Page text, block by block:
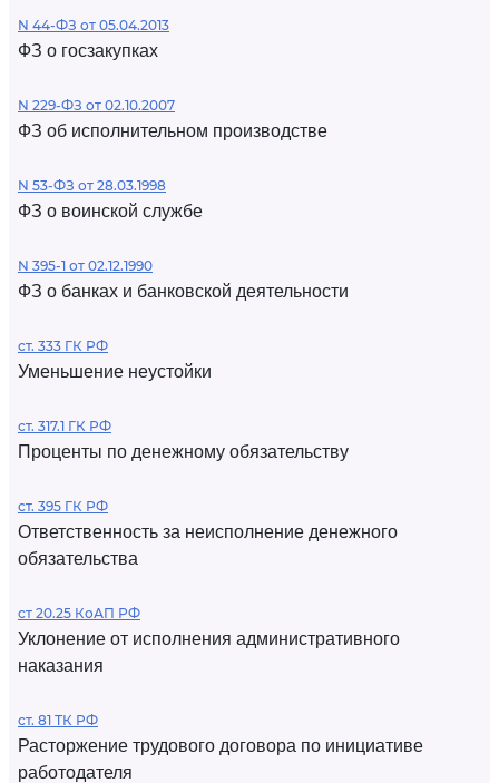
N 44-ФЗ от 05.04.2013
ФЗ о госзакупках
N 229-ФЗ от 02.10.2007
ФЗ об исполнительном производстве
N 53-ФЗ от 28.03.1998
ФЗ о воинской службе
N 395-1 от 02.12.1990
ФЗ о банках и банковской деятельности
ст. 333 ГК РФ
Уменьшение неустойки
ст. 317.1 ГК РФ
Проценты по денежному обязательству
ст. 395 ГК РФ
Ответственность за неисполнение денежного
обязательства
ст 20.25 КоАП РФ
Уклонение от исполнения административного
наказания
ст. 81 ТК РФ
Расторжение трудового договора по инициативе
работодателя